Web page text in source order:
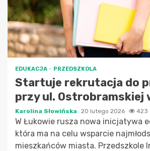
EDUKACJA PRZEDSZKOLA
Startuje rekrutacja do
przy ul. Ostrobramskiej
Karolina Słowińska 20 lutego 2026 423
W Łukowie rusza nowa inicjatywa
która ma na celu wsparcie
mieszkańców miasta. Przedszkole